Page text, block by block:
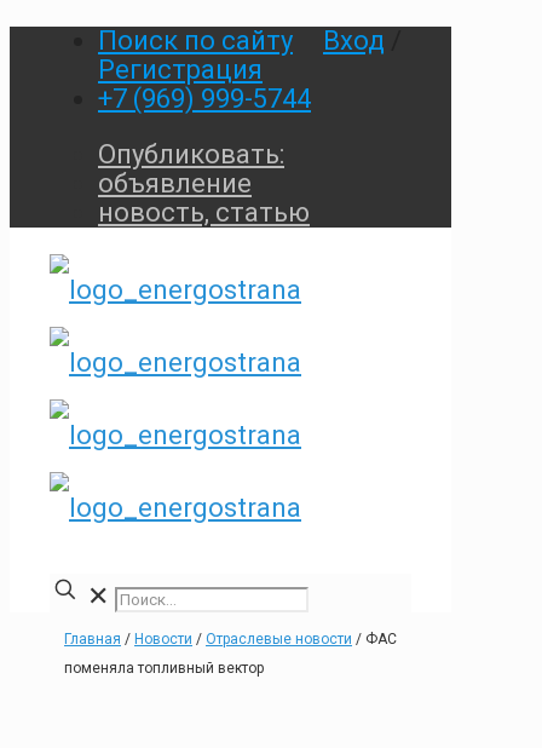
Поиск по сайту Вход
Регистрация
+7 (969) 999-5744
Опубликовать:
объявление
новость, статью
✕
Главная / Новости / Отраслевые новости / ФАС
поменяла топливный вектор